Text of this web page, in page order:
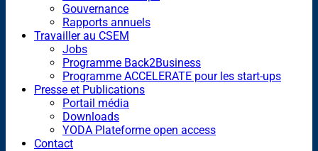
Gouvernance
Rapports annuels
Travailler au CSEM
Jobs
Programme Back2Business
Programme ACCELERATE pour les start-ups
Presse et Publications
Portail média
Downloads
YODA Plateforme open access
Contact